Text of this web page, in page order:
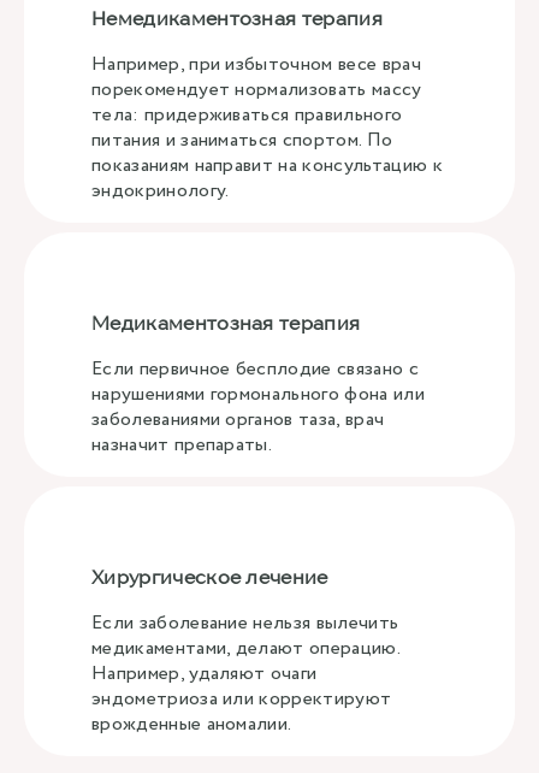
Немедикаментозная терапия
Например, при избыточном весе врач
порекомендует нормализовать массу
тела: придерживаться правильного
питания и заниматься спортом. По
показаниям направит на консультацию к
эндокринологу.
Медикаментозная терапия
Если первичное бесплодие связано с
нарушениями гормонального фона или
заболеваниями органов таза, врач
назначит препараты.
Хирургическое лечение
Если заболевание нельзя вылечить
медикаментами, делают операцию.
Например, удаляют очаги
эндометриоза или корректируют
врожденные аномалии.